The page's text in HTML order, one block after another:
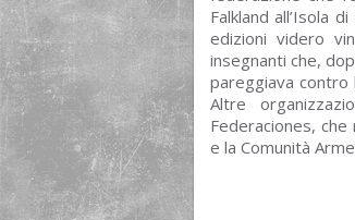
Falkland all’Isola
edizioni videro
insegnanti che,
pareggiava contro
Altre
Federaciones, che
e la Comunità